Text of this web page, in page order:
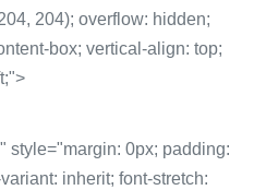
204); overflow: hidden;
box; vertical-align: top;
style="margin: 0px; padding:
inherit; font-stretch: